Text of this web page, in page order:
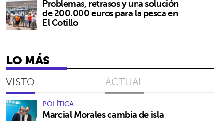
Problemas, retrasos y una solución
de 200.000 euros para la pesca en
El Cotillo
LO MÁS
VISTO ACTUAL
POLÍTICA
Marcial Morales cambia de isla